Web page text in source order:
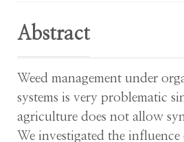
Abstract
Weed management under
systems is very problematic
agriculture does not allow
We investigated the